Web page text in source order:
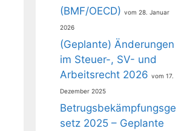
(BMF/OECD)
28. Januar
2026
(Geplante) Änderungen
im Steuer-, SV- und
Arbeitsrecht 2026
17.
Dezember 2025
Betrugsbekämpfungsge
setz 2025 – Geplante